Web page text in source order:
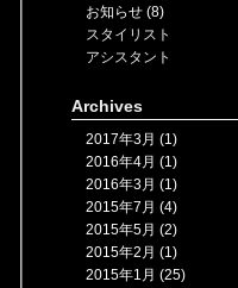
お知らせ (8)
スタイリスト
アシスタント
Archives
2017年3月 (1)
2016年4月 (1)
2016年3月 (1)
2015年7月 (4)
2015年5月 (2)
2015年2月 (1)
2015年1月 (25)